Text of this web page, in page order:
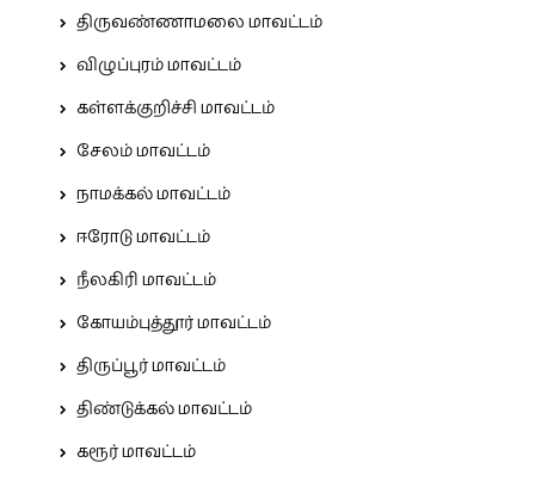
திருவண்ணாமலை மாவட்டம்
விழுப்புரம் மாவட்டம்
கள்ளக்குறிச்சி மாவட்டம்
சேலம் மாவட்டம்
நாமக்கல் மாவட்டம்
ஈரோடு மாவட்டம்
நீலகிரி மாவட்டம்
கோயம்புத்தூர் மாவட்டம்
திருப்பூர் மாவட்டம்
திண்டுக்கல் மாவட்டம்
கரூர் மாவட்டம்